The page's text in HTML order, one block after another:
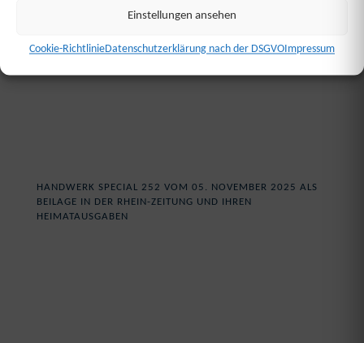
Einstellungen ansehen
Cookie-RichtlinieDatenschutzerklärung nach der DSGVOImpressum